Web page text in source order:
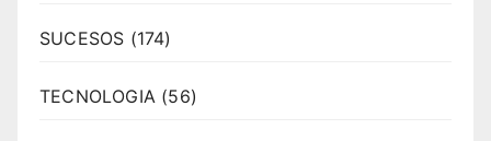
SUCESOS (174)
TECNOLOGIA (56)